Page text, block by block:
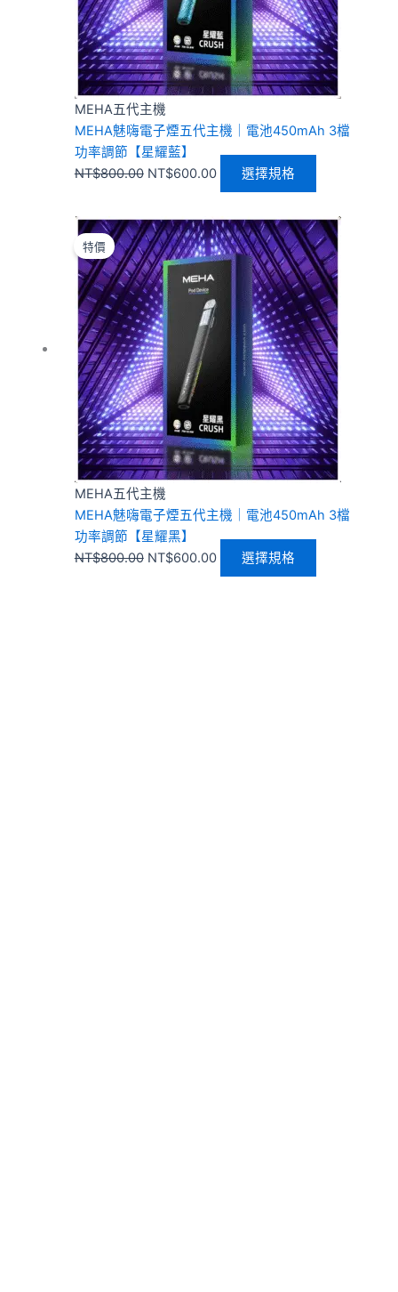
MEHA五代主機
MEHA魅嗨電子煙五代主機｜電池450mAh 3檔
功率調節【星耀藍】
NT$800.00 NT$600.00 選擇規格
可
在
產
品
頁
選
特價
MEHA五代主機
MEHA魅嗨電子煙五代主機｜電池450mAh 3檔
功率調節【星耀黑】
NT$800.00
原
始
價
格：
NT$800.00。
NT$600.00
目
前
NT$600.00。
選擇規格
此
產
品
有
多
種
款
式。
可
在
產
品
頁